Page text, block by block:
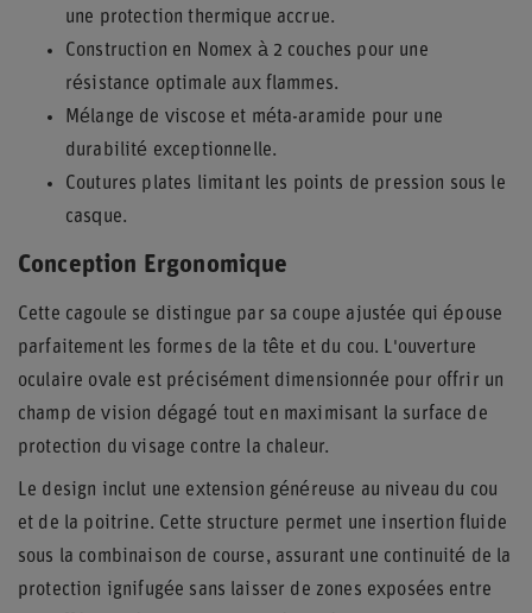
une protection thermique accrue.
Construction en Nomex à 2 couches pour une
résistance optimale aux flammes.
Mélange de viscose et méta-aramide pour une
durabilité exceptionnelle.
Coutures plates limitant les points de pression sous le
casque.
Conception Ergonomique
Cette cagoule se distingue par sa coupe ajustée qui épouse
parfaitement les formes de la tête et du cou. L'ouverture
oculaire ovale est précisément dimensionnée pour offrir un
champ de vision dégagé tout en maximisant la surface de
protection du visage contre la chaleur.
Le design inclut une extension généreuse au niveau du cou
et de la poitrine. Cette structure permet une insertion fluide
sous la combinaison de course, assurant une continuité de la
protection ignifugée sans laisser de zones exposées entre